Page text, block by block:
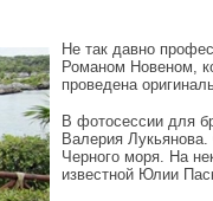
Не так давно
Романом Новеном,
проведена
В фотосессии для
Валерия Лукьянова.
Черного моря. На
известной Юлии